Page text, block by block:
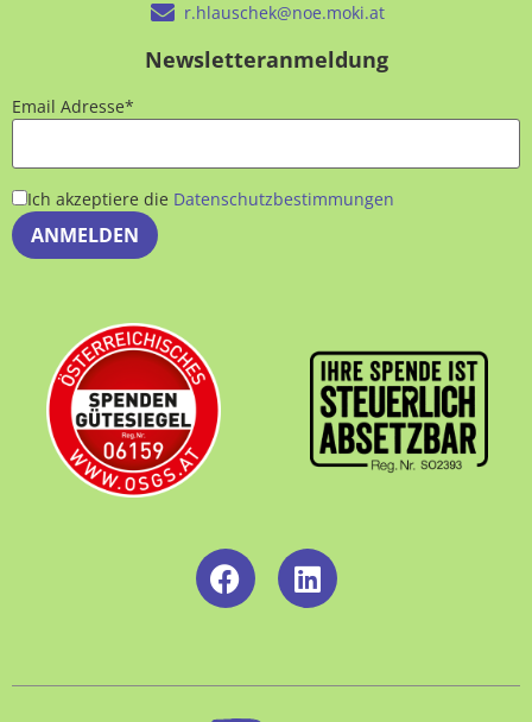
r.hlauschek@noe.moki.at
Newsletteranmeldung
Email Adresse*
Ich akzeptiere die Datenschutzbestimmungen